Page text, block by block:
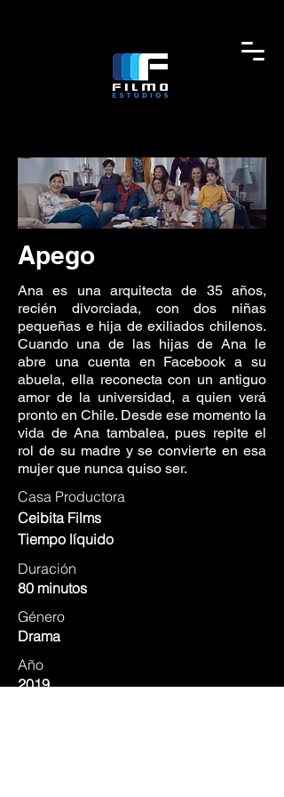
Apego
Ana es una arquitecta de 35 años,
recién divorciada, con dos niñas
pequeñas e hija de exiliados chilenos.
Cuando una de las hijas de Ana le
abre una cuenta en Facebook a su
abuela, ella reconecta con un antiguo
amor de la universidad, a quien verá
pronto en Chile. Desde ese momento la
vida de Ana tambalea, pues repite el
rol de su madre y se convierte en esa
mujer que nunca quiso ser.
Casa Productora
Ceibita Films
Tiempo líquido
Duración
80 minutos
Género
Drama
Año
2019